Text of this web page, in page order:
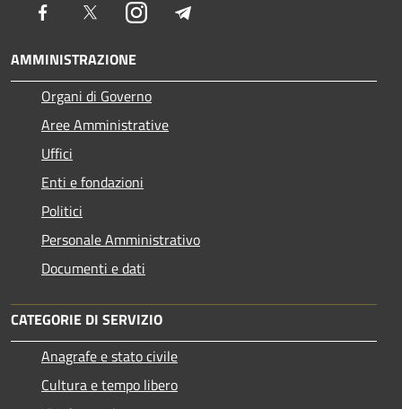
Facebook TwitterInstagram
AMMINISTRAZIONE
Organi di Governo
Aree Amministrative
Uffici
Enti e fondazioni
Politici
Personale Amministrativo
Documenti e dati
CATEGORIE DI SERVIZIO
Anagrafe e stato civile
Cultura e tempo libero